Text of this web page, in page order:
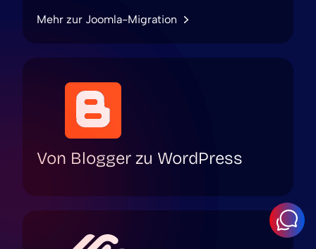
Mehr zur Joomla-Migration
Von Blogger zu WordPress